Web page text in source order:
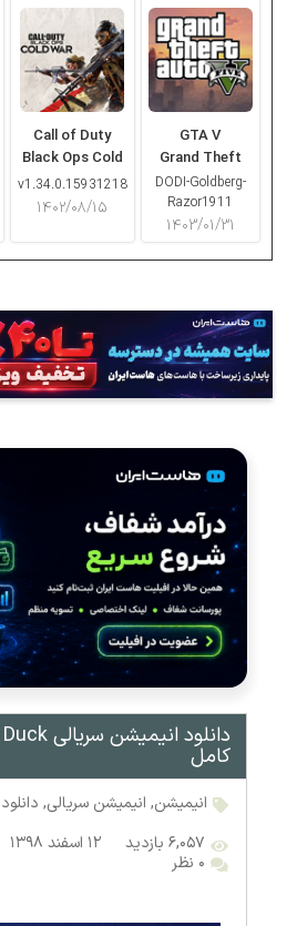
GTA V
Grand Theft
Auto V
DODI-Goldberg-
Razor1911
۱۴۰۳/۰۱/۳۱
Call of Duty
Black Ops Cold
War
v1.34.0.15931218
۱۴۰۲/۰۸/۱۵
کامل
انیمیشن, انیمیشن سریالی,
۶,۰۵۷ بازدید
۱۲ اسفند ۱۳۹۸
۰ نظر